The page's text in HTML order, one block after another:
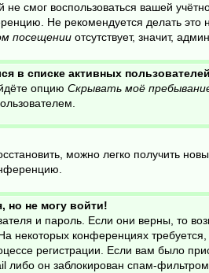
не смог воспользоваться вашей
Не рекомендуется делать
посещении отсутствует, значит,
в списке активных
опцию Скрывать моё
можно легко получить
но не могу войти!
и пароль. Если они верны, то
некоторых конференциях
регистрации. Если вам было
либо он заблокирован спам-